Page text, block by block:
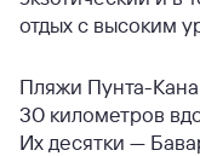
отдых с высоким
Пляжи Пунта-
30 километров
Их десятки —